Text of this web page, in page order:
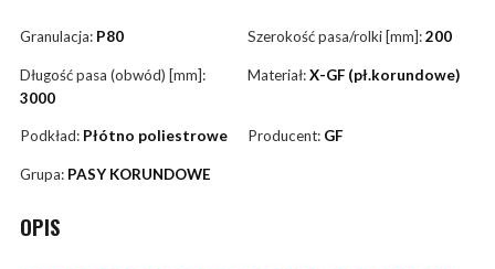
Granulacja: P80 Szerokość pasa/rolki [mm]:200
Długość pasa (obwód) [mm]:
3000
Materiał:X-GF (pł.korundowe)
Podkład: Płótno poliestrowe Producent: GF
Grupa: PASY KORUNDOWE
OPIS